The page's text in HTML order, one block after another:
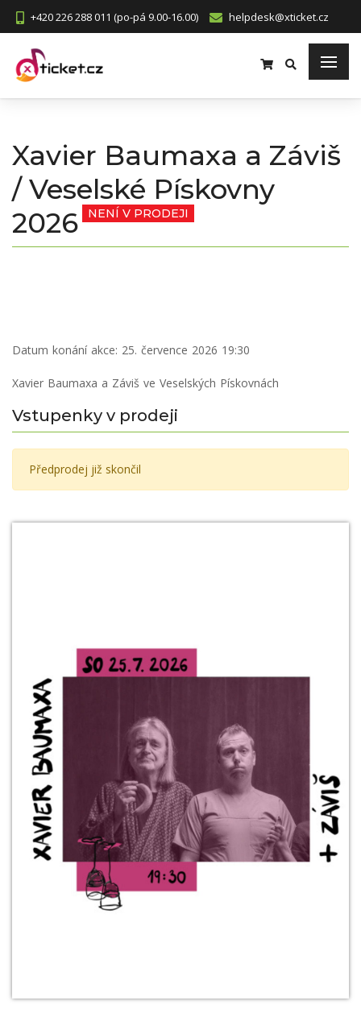
+420 226 288 011 (po-pá 9.00-16.00) helpdesk@xticket.cz
Xavier Baumaxa a Záviš
/ Veselské Pískovny
2026
NENÍ V PRODEJI
Datum konání akce: 25. července 2026 19:30
Xavier Baumaxa a Záviš ve Veselských Pískovnách
Vstupenky v prodeji
Předprodej již skončil